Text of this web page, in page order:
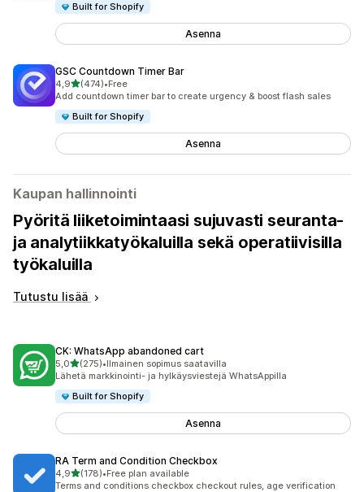
Built for Shopify
Asenna
GSC Countdown Timer Bar
4,9/ 5 tähteä
(474)
474 arvostelua yhteensä
•Free
Add countdown timer bar to create urgency & boost flash sales
Built for Shopify
Asenna
Kaupan hallinnointi
Pyöritä liiketoimintaasi sujuvasti seuranta-
ja analytiikkatyökaluilla sekä operatiivisilla
työkaluilla
Tutustu lisää
CK: WhatsApp abandoned cart
5,0/ 5 tähteä
(275)
275 arvostelua yhteensä
•Ilmainen sopimus saatavilla
Lähetä markkinointi- ja hylkäysviestejä WhatsAppilla
Built for Shopify
Asenna
RA Term and Condition Checkbox
4,9/ 5 tähteä
(178)
178 arvostelua yhteensä
•Free plan available
Terms and conditions checkbox checkout rules, age verification